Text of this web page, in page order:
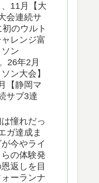
11月【大
会連続サ
のウルト
レンジ富
ン
26年2月
ン大会】
【静岡マ
サブ3達
憧れだっ
ガ達成ま
今やライ
の体験発
返しを目
ーランナ